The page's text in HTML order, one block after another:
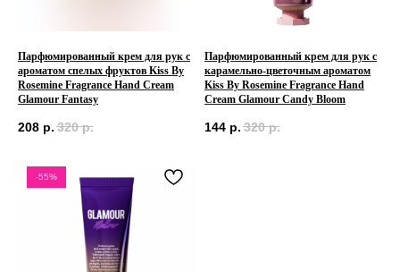
Парфюмированный крем для рук с
ароматом спелых фруктов Kiss By
Rosemine Fragrance Hand Cream
Glamour Fantasy
208 р. 320 р.
Парфюмированный крем для рук с
карамельно-цветочным ароматом
Kiss By Rosemine Fragrance Hand
Cream Glamour Candy Bloom
144 р. 320 р.
-55%